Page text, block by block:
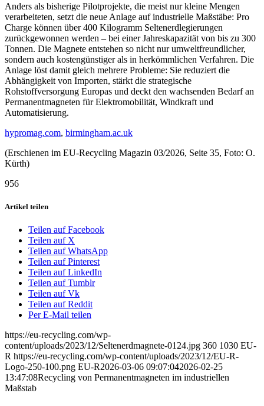
Anders als bisherige Pilotprojekte, die meist nur kleine Mengen
verarbeiteten, setzt die neue Anlage auf industrielle Maßstäbe: Pro
Charge können über 400 Kilogramm Seltenerdlegierungen
zurückgewonnen werden – bei einer Jahreskapazität von bis zu 300
Tonnen. Die Magnete entstehen so nicht nur umweltfreundlicher,
sondern auch kostengünstiger als in herkömmlichen Verfahren. Die
Anlage löst damit gleich mehrere Probleme: Sie reduziert die
Abhängigkeit von Importen, stärkt die strategische
Rohstoffversorgung Europas und deckt den wachsenden Bedarf an
Permanentmagneten für Elektromobilität, Windkraft und
Automatisierung.
hypromag.com, birmingham.ac.uk
(Erschienen im EU-Recycling Magazin 03/2026, Seite 35, Foto: O.
Kürth)
956
Artikel teilen
Teilen auf Facebook
Teilen auf X
Teilen auf WhatsApp
Teilen auf Pinterest
Teilen auf LinkedIn
Teilen auf Tumblr
Teilen auf Vk
Teilen auf Reddit
Per E-Mail teilen
https://eu-recycling.com/wp-
content/uploads/2023/12/Seltenerdmagnete-0124.jpg 360 1030 EU-
R https://eu-recycling.com/wp-content/uploads/2023/12/EU-R-
Logo-250-100.png EU-R2026-03-06 09:07:042026-02-25
13:47:08Recycling von Permanentmagneten im industriellen
Maßstab